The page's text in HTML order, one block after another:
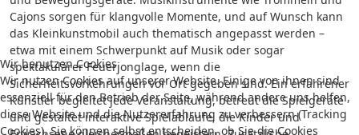
Cajons sorgen für klangvolle Momente, und auf Wunsch kann
das Kleinkunstmobil auch thematisch angepasst werden –
etwa mit einem Schwerpunkt auf Musik oder sogar
spektakulärer Feuerjonglage, wenn die
Sicherheitsvorkehrungen vor Ort gegeben sind. Ein erfahrener
Künstler begleitet jede Veranstaltung, betreut die Spielgeräte
und gestaltet interaktive Spielabläufe, die Kinder und
Wir benutzen Cookies
Wir nutzen Cookies auf unserer Website. Einige von ihnen sind
essenziell für den Betrieb der Seite, während andere uns helfen,
diese Website und die Nutzererfahrung zu verbessern (Tracking
Cookies). Sie können selbst entscheiden, ob Sie die Cookies